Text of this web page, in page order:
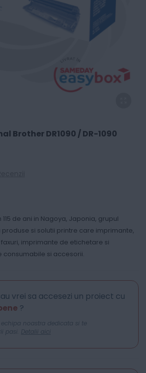
Brother DR1090 / DR-1090
de ani in Nagoya, Japonia, grupul
si solutii printre care imprimante,
imprimante de etichetare si
consumabile si accesorii.
vrei sa accesezi un proiect cu
?
noastra dedicata si te
pasi. Detalii aici